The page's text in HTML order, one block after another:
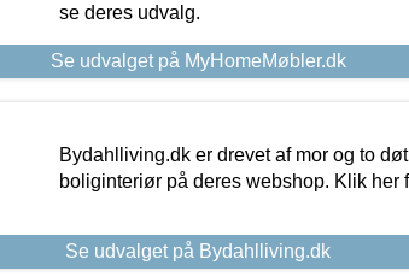
se deres udvalg.
Se udvalget på MyHomeMøbler.dk
Bydahlliving.dk er drevet af mor og to
boliginteriør på deres webshop. Klik her
Se udvalget på Bydahlliving.dk